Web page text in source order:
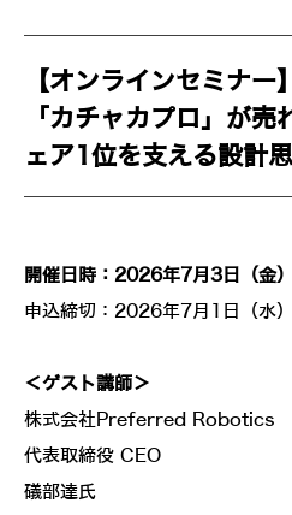
【オンラインセミナー
「カチャカプロ」が
ェア1位を支える設計
開催日時：2026年7月3日（金
申込締切：2026年7月1日（水
＜ゲスト講師＞
株式会社Preferred Robotics
代表取締役 CEO
礒部達氏